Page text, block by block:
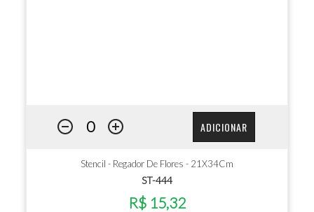
ADICIONAR
Stencil - Regador De Flores - 21X34Cm
ST-444
R$ 15,32